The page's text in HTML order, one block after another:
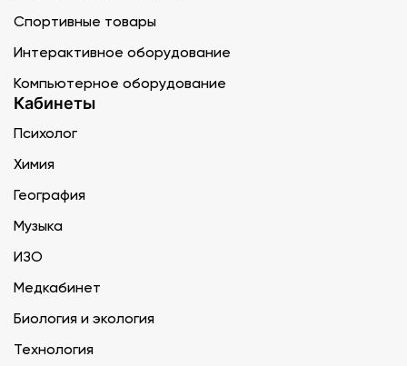
Спортивные товары
Интерактивное оборудование
Компьютерное оборудование
Кабинеты
Психолог
Химия
География
Музыка
ИЗО
Медкабинет
Биология и экология
Технология